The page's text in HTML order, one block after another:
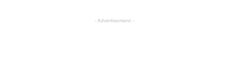
- Advertisement -